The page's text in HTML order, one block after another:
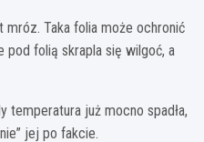
Taka folia może ochronić
folią skrapla się wilgoć, a
już mocno spadła,
jej po fakcie.